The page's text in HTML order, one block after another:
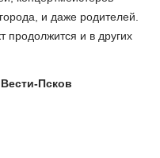
и даже родителей.
продолжится и в других
Псков